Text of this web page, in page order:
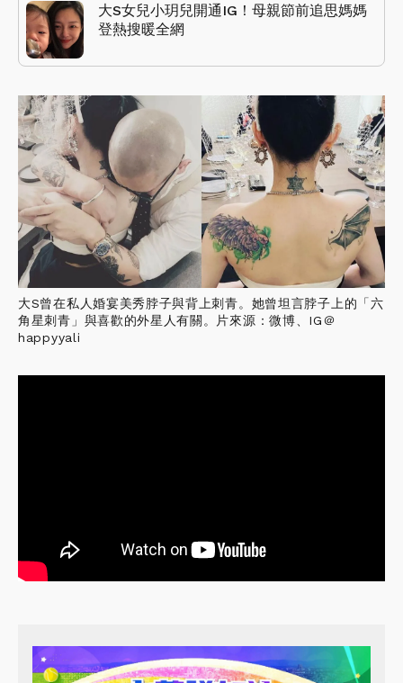
大S女兒小玥兒開通IG！母親節前追思媽媽
登熱搜暖全網
大S曾在私人婚宴美秀脖子與背上刺青。她曾坦言脖子上的「六
角星刺青」與喜歡的外星人有關。片來源：微博、IG＠
happyyali